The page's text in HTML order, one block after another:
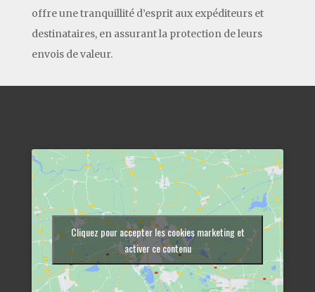
offre une tranquillité d’esprit aux expéditeurs et
destinataires, en assurant la protection de leurs
envois de valeur.
Cliquez pour accepter les cookies marketing et
activer ce contenu